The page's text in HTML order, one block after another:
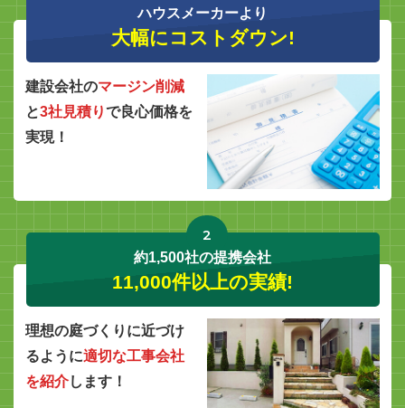
ハウスメーカーより
大幅にコストダウン!
建設会社のマージン削減
と3社見積りで良心価格を
実現！
2
約1,500社の提携会社
11,000件以上の実績!
理想の庭づくりに近づけ
るように適切な工事会社
を紹介します！